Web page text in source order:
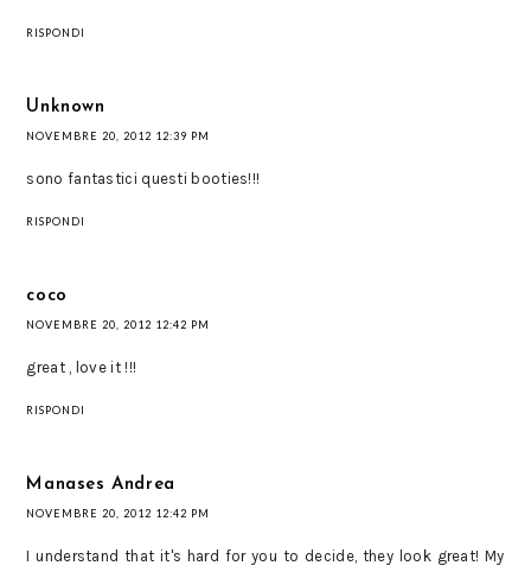
RISPONDI
Unknown
NOVEMBRE 20, 2012 12:39 PM
sono fantastici questi booties!!!
RISPONDI
coco
NOVEMBRE 20, 2012 12:42 PM
great , love it !!!
RISPONDI
Manases Andrea
NOVEMBRE 20, 2012 12:42 PM
I understand that it's hard for you to decide, they look great! My